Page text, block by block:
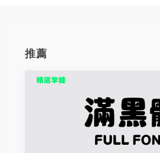
推薦